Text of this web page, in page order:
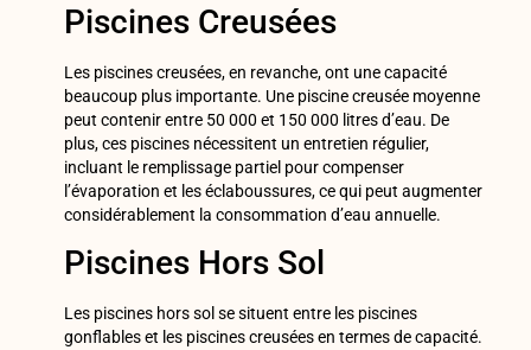
Piscines Creusées
Les piscines creusées, en revanche, ont une capacité
beaucoup plus importante. Une piscine creusée moyenne
peut contenir entre 50 000 et 150 000 litres d’eau. De
plus, ces piscines nécessitent un entretien régulier,
incluant le remplissage partiel pour compenser
l’évaporation et les éclaboussures, ce qui peut augmenter
considérablement la consommation d’eau annuelle.
Piscines Hors Sol
Les piscines hors sol se situent entre les piscines
gonflables et les piscines creusées en termes de capacité.